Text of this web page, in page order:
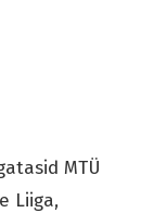
MTÜ
Liiga,